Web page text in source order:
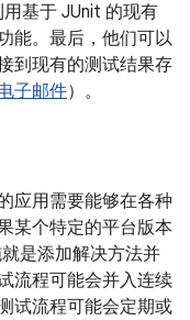
基于 JUnit 的现有
能。最后，他们可以
到现有的测试结果存
子邮件）。
应用需要能够在各种
某个特定的平台版本
是添加解决方法并
流程可能会并入连续
试流程可能会定期或